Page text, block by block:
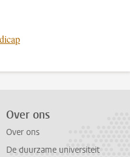
Over ons
Over ons
De duurzame universiteit